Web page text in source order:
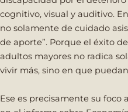
cognitivo, visual y auditivo.
no solamente de cuidado
de aporte”. Porque el éxito
adultos mayores no radica
vivir más, sino en que
Ese es precisamente su foco